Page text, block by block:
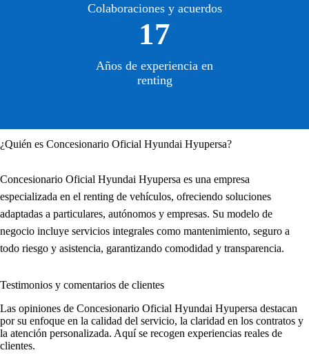
Colaboraciones y acuerdos
17
Años de experiencia en
renting
¿Quién es Concesionario Oficial Hyundai Hyupersa?
Concesionario Oficial Hyundai Hyupersa es una empresa
especializada en el renting de vehículos, ofreciendo soluciones
adaptadas a particulares, autónomos y empresas. Su modelo de
negocio incluye servicios integrales como mantenimiento, seguro a
todo riesgo y asistencia, garantizando comodidad y transparencia.
Testimonios y comentarios de clientes
Las opiniones de Concesionario Oficial Hyundai Hyupersa destacan
por su enfoque en la calidad del servicio, la claridad en los contratos y
la atención personalizada. Aquí se recogen experiencias reales de
clientes.